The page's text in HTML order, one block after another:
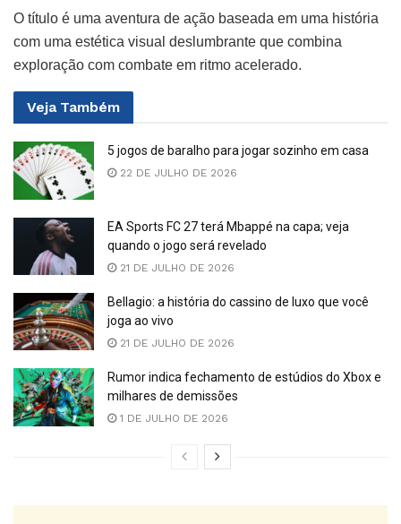
O título é uma aventura de ação baseada em uma história
com uma estética visual deslumbrante que combina
exploração com combate em ritmo acelerado.
Veja Também
5 jogos de baralho para jogar sozinho em casa
22 DE JULHO DE 2026
EA Sports FC 27 terá Mbappé na capa; veja
quando o jogo será revelado
21 DE JULHO DE 2026
Bellagio: a história do cassino de luxo que você
joga ao vivo
21 DE JULHO DE 2026
Rumor indica fechamento de estúdios do Xbox e
milhares de demissões
1 DE JULHO DE 2026